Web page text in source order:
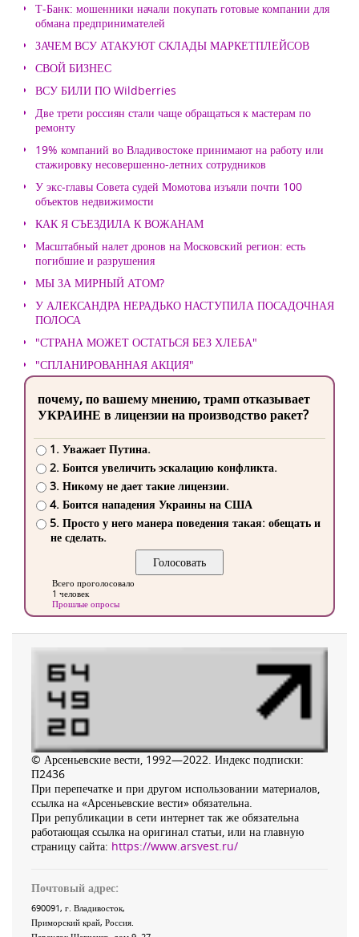
Т-Банк: мошенники начали покупать готовые компании для
обмана предпринимателей
ЗАЧЕМ ВСУ АТАКУЮТ СКЛАДЫ МАРКЕТПЛЕЙСОВ
СВОЙ БИЗНЕС
ВСУ БИЛИ ПО Wildberries
Две трети россиян стали чаще обращаться к мастерам по
ремонту
19% компаний во Владивостоке принимают на работу или
стажировку несовершенно-летних сотрудников
У экс-главы Совета судей Момотова изъяли почти 100
объектов недвижимости
КАК Я СЪЕЗДИЛА К ВОЖАНАМ
Масштабный налет дронов на Московский регион: есть
погибшие и разрушения
МЫ ЗА МИРНЫЙ АТОМ?
У АЛЕКСАНДРА НЕРАДЬКО НАСТУПИЛА ПОСАДОЧНАЯ
ПОЛОСА
"СТРАНА МОЖЕТ ОСТАТЬСЯ БЕЗ ХЛЕБА"
"СПЛАНИРОВАННАЯ АКЦИЯ"
почему, по вашему мнению, трамп отказывает
УКРАИНЕ в лицензии на производство ракет?
1. Уважает Путина.
2. Боится увеличить эскалацию конфликта.
3. Никому не дает такие лицензии.
4. Боится нападения Украины на США
5. Просто у него манера поведения такая: обещать и
не сделать.
Всего проголосовало
1 человек
Прошлые опросы
© Арсеньевские вести, 1992—2022. Индекс подписки:
П2436
При перепечатке и при другом использовании материалов,
ссылка на «Арсеньевские вести» обязательна.
При републикации в сети интернет так же обязательна
работающая ссылка на оригинал статьи, или на главную
страницу сайта: https://www.arsvest.ru/
Почтовый адрес:
690091, г. Владивосток,
Приморский край, Россия